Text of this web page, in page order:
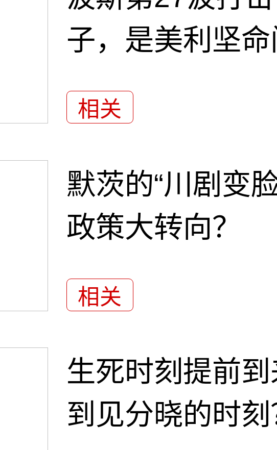
子，是美利坚
相关
默茨的“川剧变
政策大转向？
相关
生死时刻提前
到见分晓的时